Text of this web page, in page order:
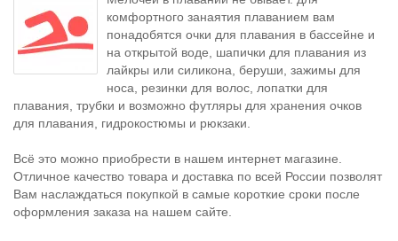
комфортного занаятия плаванием вам
понадобятся очки для плавания в бассейне и
на открытой воде, шапички для плавания из
лайкры или силикона, беруши, зажимы для
носа, резинки для волос, лопатки для
плавания, трубки и возможно футляры для хранения очков
для плавания, гидрокостюмы и рюкзаки.
Всё это можно приобрести в нашем интернет магазине.
Отличное качество товара и доставка по всей России позволят
Вам наслаждаться покупкой в самые короткие сроки после
оформления заказа на нашем сайте.